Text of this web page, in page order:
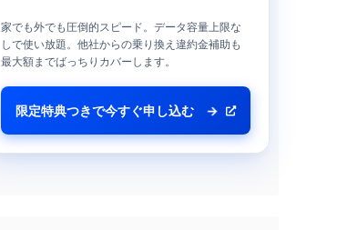
家でも外でも圧倒的スピード。データ容量上限な
しで使い放題。他社からの乗り換え違約金補助も
最大額までばっちりカバーします。
限定特典つきで今すぐ申し込む →